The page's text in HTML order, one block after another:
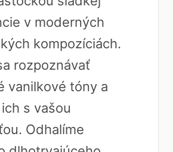
v moderných
kompozíciách.
rozpoznávať
vanilkové tóny a
s vašou
Odhalíme